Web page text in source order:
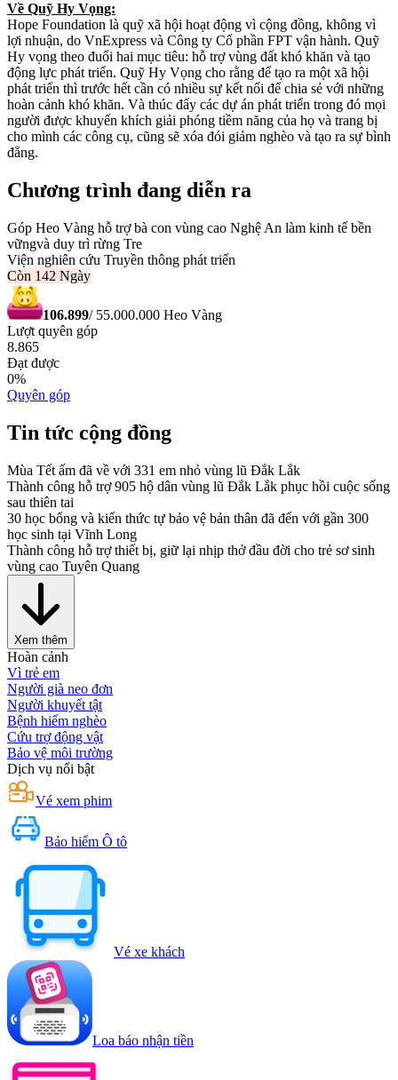
Về Quỹ Hy Vọng:
Hope Foundation là quỹ xã hội hoạt động vì cộng đồng, không vì
lợi nhuận, do VnExpress và Công ty Cổ phần FPT vận hành. Quỹ
Hy vọng theo đuổi hai mục tiêu: hỗ trợ vùng đất khó khăn và tạo
động lực phát triển. Quỹ Hy Vọng cho rằng để tạo ra một xã hội
phát triển thì trước hết cần có nhiều sự kết nối để chia sẻ với những
hoàn cảnh khó khăn. Và thúc đẩy các dự án phát triển trong đó mọi
người được khuyến khích giải phóng tiềm năng của họ và trang bị
cho mình các công cụ, cũng sẽ xóa đói giảm nghèo và tạo ra sự bình
đẳng.
Chương trình đang diễn ra
Góp Heo Vàng hỗ trợ bà con vùng cao Nghệ An làm kinh tế bền
vữngvà duy trì rừng Tre
Viện nghiên cứu Truyền thông phát triển
Còn 142 Ngày
106.899/ 55.000.000 Heo Vàng
Lượt quyên góp
8.865
Đạt được
0%
Quyên góp
Tin tức cộng đồng
Mùa Tết ấm đã về với 331 em nhỏ vùng lũ Đắk Lắk
Thành công hỗ trợ 905 hộ dân vùng lũ Đắk Lắk phục hồi cuộc sống
sau thiên tai
30 học bổng và kiến thức tự bảo vệ bản thân đã đến với gần 300
học sinh tại Vĩnh Long
Thành công hỗ trợ thiết bị, giữ lại nhịp thở đầu đời cho trẻ sơ sinh
vùng cao Tuyên Quang
Xem thêm
Hoàn cảnh
Vì trẻ em
Người già neo đơn
Người khuyết tật
Bệnh hiểm nghèo
Cứu trợ động vật
Bảo vệ môi trường
Dịch vụ nổi bật
Vé xem phim
Bảo hiểm Ô tô
Vé xe khách
Loa báo nhận tiền